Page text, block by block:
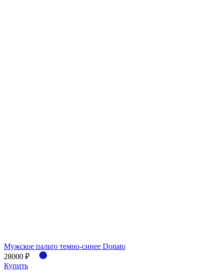
Мужское пальто темно-синее Donato
28000 ₽
Купить